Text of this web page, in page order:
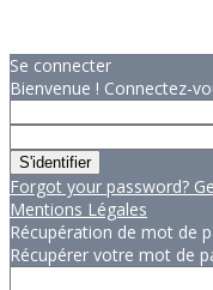
Se connecter
Bienvenue ! Connectez-
Forgot your password?
Mentions Légales
Récupération de mot de
Récupérer votre mot de